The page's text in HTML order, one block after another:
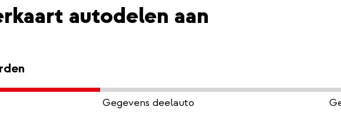
autodelen aan
Gegevens deelauto